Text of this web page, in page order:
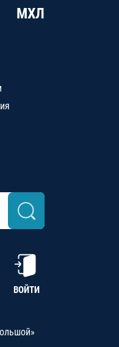
МХЛ
ВОЙТИ